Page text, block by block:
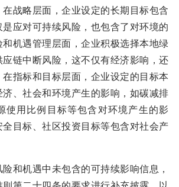
战略层面，企业设定的长期目标包含
应对可持续风险，也包含了对环境的
机遇管理层面，企业积极选择本地绿
链中断风险，这不仅有经济影响，还
指标和目标层面，企业设定的目标本
、社会和环境产生的影响，如碳减排
使用比例目标等包含对环境产生的影
目标、社区投资目标等包含对社会产
机遇中未包含的可持续影响信息，